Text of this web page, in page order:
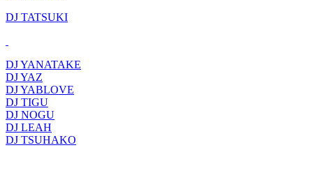
DJ TATSUKI
DJ YANATAKE
DJ YAZ
DJ YABLOVE
DJ TIGU
DJ NOGU
DJ LEAH
DJ TSUHAKO